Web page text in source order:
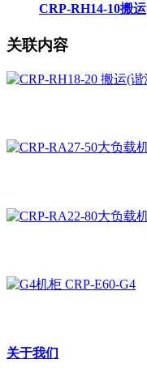
CRP-RH14-10搬运
关联内容
关于我们